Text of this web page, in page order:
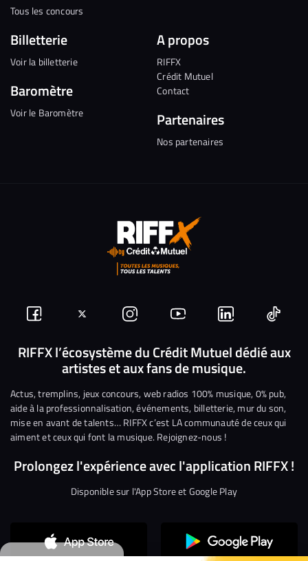
Continuer sans accepter
Tous les concours
Billetterie
Voir la billetterie
Baromètre
Voir le Baromètre
A propos
RIFFX
Crédit Mutuel
Contact
Partenaires
Nos partenaires
Suivez-
nous
Facebook
Suivez-
nous
sur
Twitter
Nous
rejoindre
sur
Instagram
Nous
rejoindre
sur
YouTube
Nous
rejoindre
sur
Linkedin
Nous
RIFFX l’écosystème du Crédit Mutuel dédié aux
artistes et aux fans de musique.
Actus, tremplins, jeux concours, web radios 100% musique, 0% pub,
aide à la professionnalisation, événements, billetterie, mur du son,
mise en avant de talents… RIFFX c’est LA communauté de ceux qui
aiment et ceux qui font la musique. Rejoignez-nous !
Prolongez l'expérience avec l'application RIFFX !
Disponible sur l'App Store et Google Play